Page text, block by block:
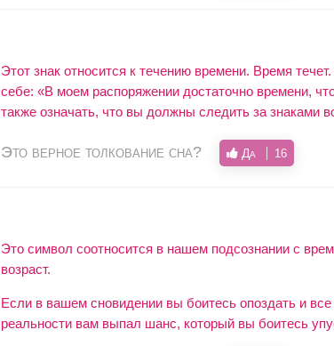
Этот знак относится к течению времени. Время
себе: «В моем распоряжении достаточно времени,
также означать, что вы должны следить за знаками
Это верное толкование сна? Да 16
Это символ соотносится в нашем подсознании с
возраст.
Если в вашем сновидении вы боитесь опоздать и
реальности вам выпал шанс, который вы боитесь